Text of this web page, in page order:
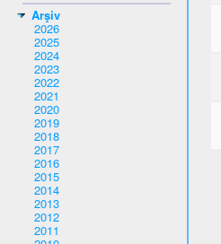
Arşiv
2026
2025
2024
2023
2022
2021
2020
2019
2018
2017
2016
2015
2014
2013
2012
2011